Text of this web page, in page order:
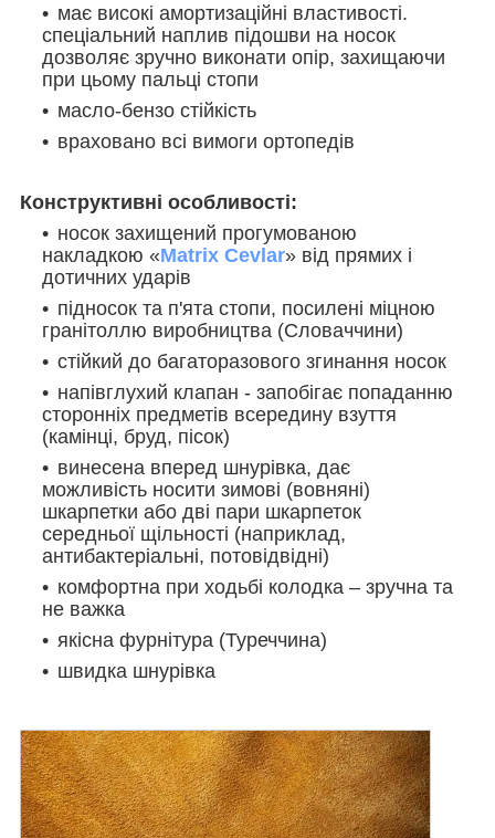
має високі амортизаційні властивості.
спеціальний наплив підошви на носок
дозволяє зручно виконати опір, захищаючи
при цьому пальці стопи
масло-бензо стійкість
враховано всі вимоги ортопедів
Конструктивні особливості:
носок захищений прогумованою
накладкою «Matrix Cevlar» від прямих і
дотичних ударів
підносок та п'ята стопи, посилені міцною
гранітоллю виробництва (Словаччини)
стійкий до багаторазового згинання носок
напівглухий клапан - запобігає попаданню
сторонніх предметів всередину взуття
(камінці, бруд, пісок)
винесена вперед шнурівка, дає
можливість носити зимові (вовняні)
шкарпетки або дві пари шкарпеток
середньої щільності (наприклад,
антибактеріальні, потовідвідні)
комфортна при ходьбі колодка – зручна та
не важка
якісна фурнітура (Туреччина)
швидка шнурівка